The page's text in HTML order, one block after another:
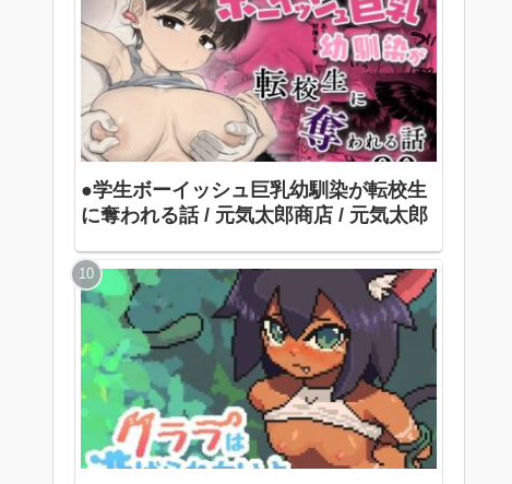
●学生ボーイッシュ巨乳幼馴染が転校生
に奪われる話 / 元気太郎商店 / 元気太郎